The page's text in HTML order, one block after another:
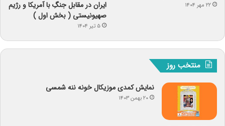
۲۲ مهر ۱۴۰۴
ایران در مقابل جنگِ با آمریکا و رژیم
صهیونیستی ( بخش اول )
۵ تیر ۱۴۰۴
منتخب روز
نمایش کمدی موزیکال خونه ننه شمسی
۲۰ بهمن ۱۴۰۳